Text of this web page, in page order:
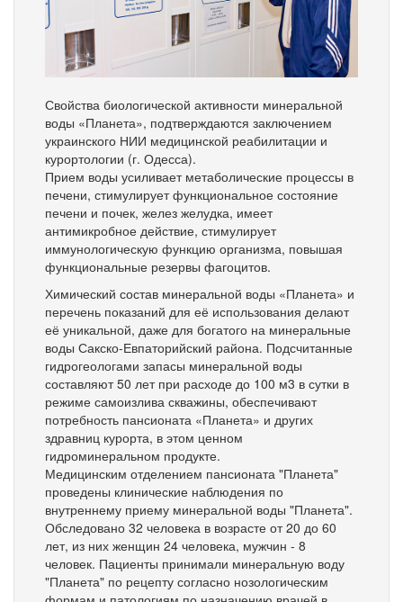
Свойства биологической активности минеральной
воды «Планета», подтверждаются заключением
украинского НИИ медицинской реабилитации и
курортологии (г. Одесса).
Прием воды усиливает метаболические процессы в
печени, стимулирует функциональное состояние
печени и почек, желез желудка, имеет
антимикробное действие, стимулирует
иммунологическую функцию организма, повышая
функциональные резервы фагоцитов.
Химический состав минеральной воды «Планета» и
перечень показаний для её использования делают
её уникальной, даже для богатого на минеральные
воды Сакско-Евпаторийский района. Подсчитанные
гидрогеологами запасы минеральной воды
составляют 50 лет при расходе до 100 м3 в сутки в
режиме самоизлива скважины, обеспечивают
потребность пансионата «Планета» и других
здравниц курорта, в этом ценном
гидроминеральном продукте.
Медицинским отделением пансионата "Планета"
проведены клинические наблюдения по
внутреннему приему минеральной воды "Планета".
Обследовано 32 человека в возрасте от 20 до 60
лет, из них женщин 24 человека, мужчин - 8
человек. Пациенты принимали минеральную воду
"Планета" по рецепту согласно нозологическим